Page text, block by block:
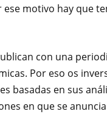
motivo hay que
con una
Por eso os
basadas en sus
en que se